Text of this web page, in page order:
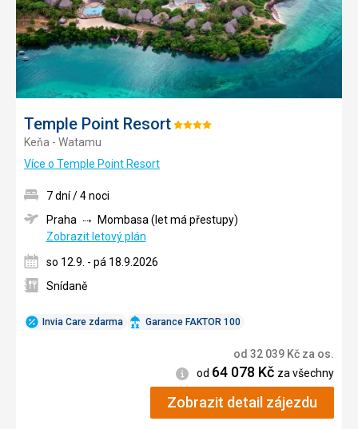
Temple Point ResortHodnocení:
Keňa - Watamu
Více o Temple Point Resort
Invia Care zdarma Garance FAKTOR 100
7 dní / 4 noci
Praha
Mombasa (let má přestupy)
Zobrazit letový plán
so 12.9. - pá 18.9.2026
Snídaně
od 32 039 Kč za os.
Informace
od 64 078 Kč za všechny
Zobrazit detail zájezdu